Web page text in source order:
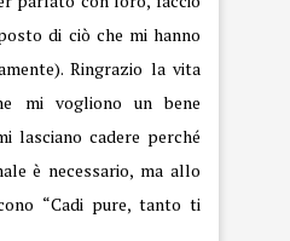
di ciò che mi hanno
Ringrazio la vita
mi vogliono un bene
lasciano cadere perché
è necessario, ma allo
“Cadi pure, tanto ti